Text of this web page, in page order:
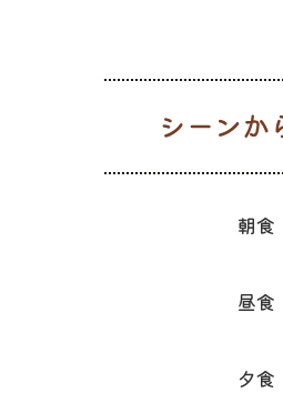
朝食
昼食
夕食